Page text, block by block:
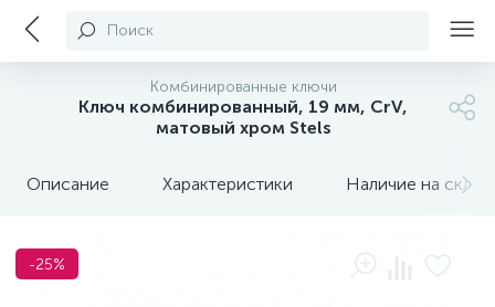
Поиск
Комбинированные ключи
Ключ комбинированный, 19 мм, CrV,
матовый хром Stels
Описание Характеристики Наличие на
-25%